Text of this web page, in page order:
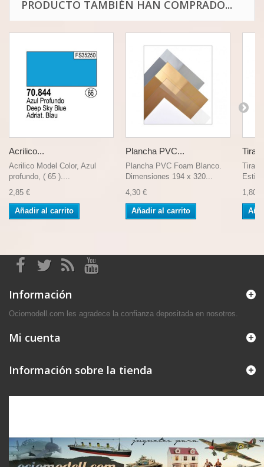
PRODUCTO TAMBIÉN HAN COMPRADO...
Acrilico...
Acrilico Model Color, Azul
profundo, ( 65 )....
2,85 €
Añadir al carrito
Plancha PVC...
Plancha PVC Foam Blanco.
Dimensiones 194 x 320...
4,30 €
Añadir al carrito
Tira
Tira
1,80 €
Información
Ociomodell.com les agradece la confianza depositada en nosotros.
Mi cuenta
Información sobre la tienda